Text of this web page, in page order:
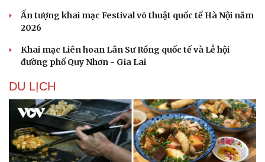
Văn hóa
Giải trí
Ấn tượng khai mạc Festival võ thuật quốc tế Hà Nội năm
2026
Khai mạc Liên hoan Lân Sư Rồng quốc tế và Lễ hội
đường phố Quy Nhơn - Gia Lai
DU LỊCH